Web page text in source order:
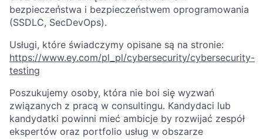
bezpieczeństwa i bezpieczeństwem oprogramowania
(SSDLC, SecDevOps).
Usługi, które świadczymy opisane są na stronie:
https://www.ey.com/pl_pl/cybersecurity/cybersecurity-
testing
Poszukujemy osoby, która nie boi się wyzwań
związanych z pracą w consultingu. Kandydaci lub
kandydatki powinni mieć ambicje by rozwijać zespół
ekspertów oraz portfolio usług w obszarze